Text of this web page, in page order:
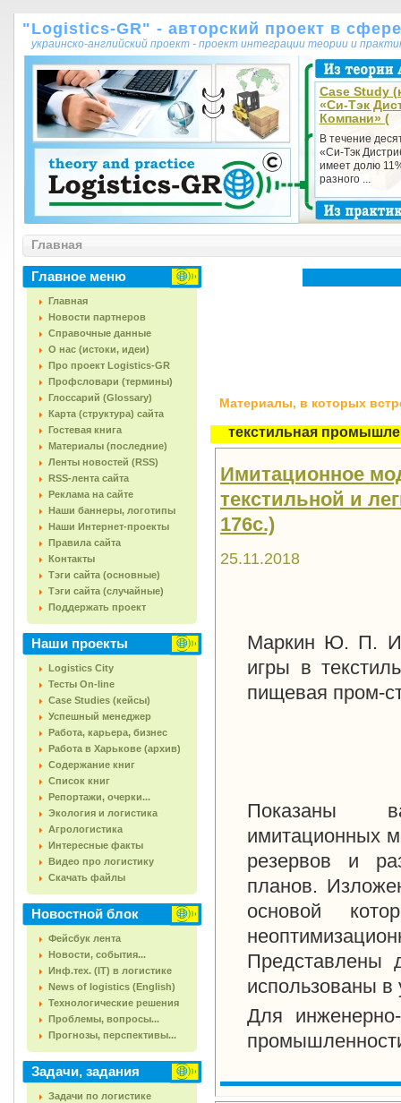
"Logistics-GR" - авторский проект в
украинско-английский проект - проект интеграции теории и
Case Study
«Си-Тэк
Компани» (
В течение
«Си-Тэк
имеет долю
разного ...
Главная
Главное меню
Главная
Новости партнеров
Справочные данные
О нас (истоки, идеи)
Про проект Logistics-GR
Профсловари (термины)
Глоссарий (Glossary)
Карта (структура) сайта
Гостевая книга
Материалы (последние)
Ленты новостей (RSS)
RSS-лента сайта
Реклама на сайте
Наши баннеры, логотипы
Наши Интернет-проекты
Правила сайта
Контакты
Тэги сайта (основные)
Тэги сайта (случайные)
Поддержать проект
Наши проекты
Logistics City
Тесты On-line
Case Studies (кейсы)
Успешный менеджер
Работа, карьера, бизнес
Работа в Харькове (архив)
Содержание книг
Список книг
Репортажи, очерки...
Экология и логистика
Агрологистика
Интересные факты
Видео про логистику
Скачать файлы
Новостной блок
Фейсбук лента
Новости, события...
Инф.тех. (IT) в логистике
News of logistics (English)
Технологические решения
Проблемы, вопросы...
Прогнозы, перспективы...
Задачи, задания
Задачи по логистике
Материалы, в которых
текстильная
Имитационное
текстильной и
176с.)
25.11.2018
Маркин Ю. П.
игры в
пищевая пром-
Показаны
имитационных
резервов и
планов.
основой
Представлены
использованы в
Для инженерно-